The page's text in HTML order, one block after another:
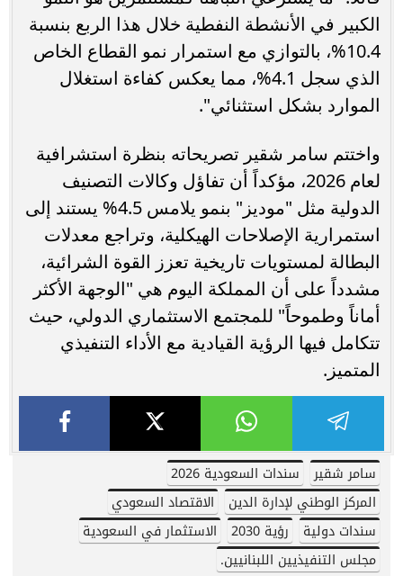
الكبير في الأنشطة النفطية خلال هذا الربع بنسبة
10.4%، بالتوازي مع استمرار نمو القطاع الخاص
الذي سجل 4.1%، مما يعكس كفاءة استغلال
الموارد بشكل استثنائي".
واختتم سامر شقير تصريحاته بنظرة استشرافية
لعام 2026، مؤكداً أن تفاؤل وكالات التصنيف
الدولية مثل "موديز" بنمو يلامس 4.5% يستند إلى
استمرارية الإصلاحات الهيكلية، وتراجع معدلات
البطالة لمستويات تاريخية تعزز القوة الشرائية،
مشدداً على أن المملكة اليوم هي "الوجهة الأكثر
أماناً وطموحاً" للمجتمع الاستثماري الدولي، حيث
تتكامل فيها الرؤية القيادية مع الأداء التنفيذي
المتميز.
سامر شقير
سندات السعودية 2026
المركز الوطني لإدارة الدين
الاقتصاد السعودي
سندات دولية
رؤية 2030
الاستثمار في السعودية
مجلس التنفيذيين اللبنانيين.